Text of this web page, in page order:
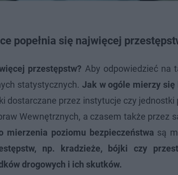
popełnia się najwięcej
przestępstw? Aby odpowiedzieć na
statystycznych. Jak w ogóle mierzy się
dostarczane przez instytucje czy jednostki
Wewnętrznych, a czasem także przez
mierzenia poziomu bezpieczeństwa są
np. kradzieże, bójki czy
drogowych i ich skutków.